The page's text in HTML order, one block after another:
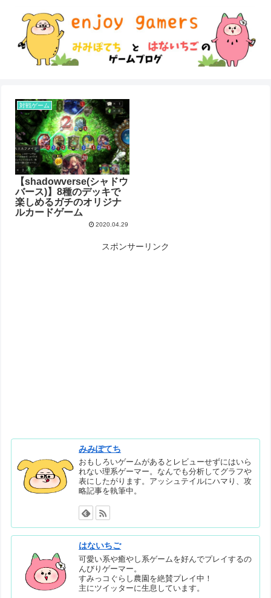
対戦ゲーム
【shadowverse(シャドウ
バース)】8種のデッキで
楽しめるガチのオリジナ
ルカードゲーム
2020.04.29
スポンサーリンク
みみぽてち
おもしろいゲームがあるとレビューせずにはいら
れない理系ゲーマー。なんでも分析してグラフや
表にしたがります。アッシュテイルにハマり、攻
略記事を執筆中。
はないちご
可愛い系や癒やし系ゲームを好んでプレイするの
んびりゲーマー。
すみっコぐらし農園を絶賛プレイ中！
主にツイッターに生息しています。